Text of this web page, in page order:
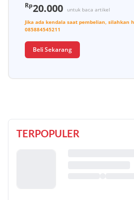
Rp20.000
untuk baca artikel
Jika ada kendala saat pembelian, silahkan
085884545211
Beli Sekarang
TERPOPULER